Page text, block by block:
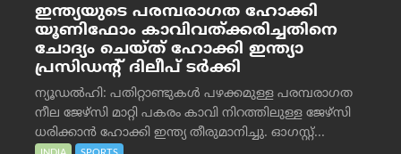
ഇന്ത്യയുടെ പരമ്പരാഗത ഹോക്കി
യൂണിഫോം കാവിവത്ക്കരിച്ചതിനെ
ചോദ്യം ചെയ്ത് ഹോക്കി ഇന്ത്യാ
പ്രസിഡന്റ് ദിലീപ് ടര്‍ക്കി
ന്യൂഡൽഹി: പതിറ്റാണ്ടുകൾ പഴക്കമുള്ള പരമ്പരാഗത
നീല ജേഴ്‌സി മാറ്റി പകരം കാവി നിറത്തിലുള്ള ജേഴ്‌സി
ധരിക്കാൻ ഹോക്കി ഇന്ത്യ തീരുമാനിച്ചു. ഓഗസ്റ്റ്...